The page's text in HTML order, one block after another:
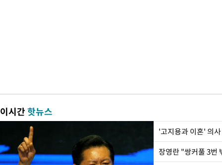
이시간핫뉴스
'고지용과 이혼' 의